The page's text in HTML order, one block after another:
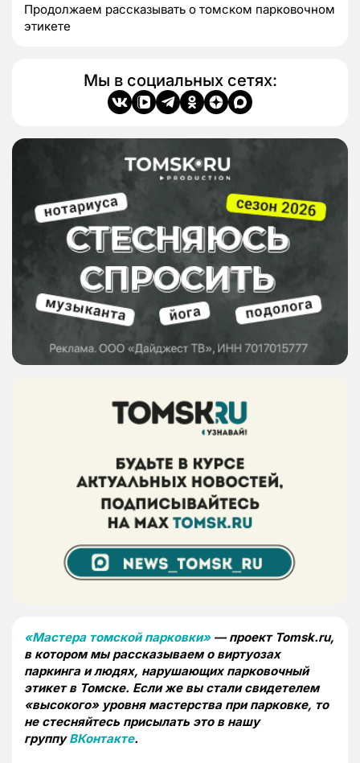
Продолжаем рассказывать о томском парковочном
этикете
Мы в социальных сетях:
«Мастера томской парковки»— проект Tomsk.ru,
в котором мы рассказываем о виртуозах
паркинга и людях, нарушающих парковочный
этикет в Томске. Если же вы стали свидетелем
«высокого» уровня мастерства при парковке, то
не стесняйтесь присылать это в нашу
группуВКонтакте.